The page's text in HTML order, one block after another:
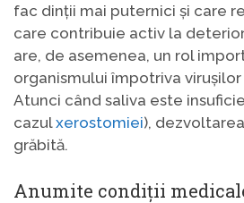
fac dinții mai puternici și care
care contribuie activ la
are, de asemenea, un rol
organismului împotriva
Atunci când saliva este
cazulxerostomiei),
grăbită.
Anumite condiții